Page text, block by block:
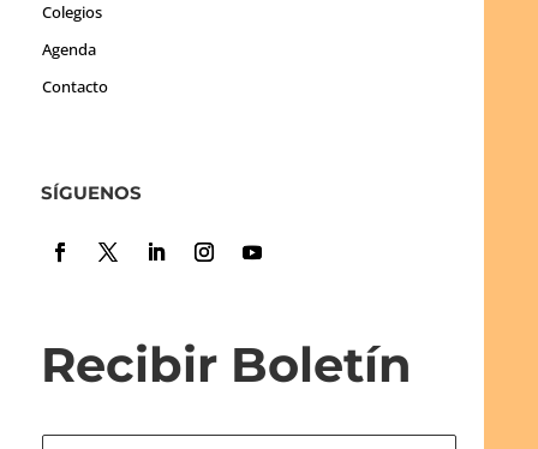
Colegios
Agenda
Contacto
SÍGUENOS
Recibir Boletín